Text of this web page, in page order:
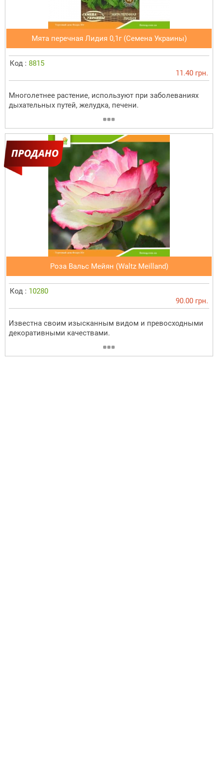
Мята перечная Лидия 0,1г (Семена Украины)
Код : 8815
11.40 грн.
Многолетнее растение, используют при заболеваниях
дыхательных путей, желудка, печени.
Роза Вальс Мейян (Waltz Meilland)
Код : 10280
90.00 грн.
Известна своим изысканным видом и превосходными
декоративными качествами.